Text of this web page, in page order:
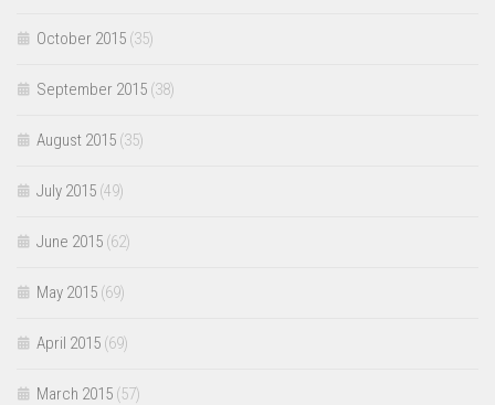
October 2015 (35)
September 2015 (38)
August 2015 (35)
July 2015 (49)
June 2015 (62)
May 2015 (69)
April 2015 (69)
March 2015 (57)